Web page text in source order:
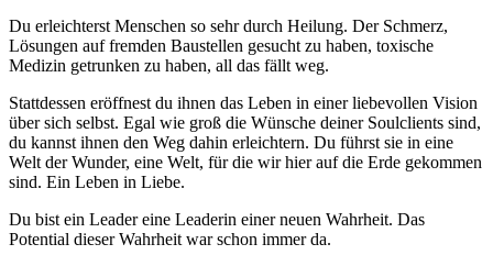
Du erleichterst Menschen so sehr durch Heilung. Der Schmerz,
Lösungen auf fremden Baustellen gesucht zu haben, toxische
Medizin getrunken zu haben, all das fällt weg.
Stattdessen eröffnest du ihnen das Leben in einer liebevollen Vision
über sich selbst. Egal wie groß die Wünsche deiner Soulclients sind,
du kannst ihnen den Weg dahin erleichtern. Du führst sie in eine
Welt der Wunder, eine Welt, für die wir hier auf die Erde gekommen
sind. Ein Leben in Liebe.
Du bist ein Leader eine Leaderin einer neuen Wahrheit. Das
Potential dieser Wahrheit war schon immer da.